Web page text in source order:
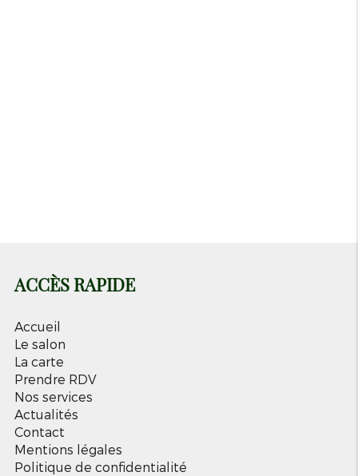
ACCÈS RAPIDE
Accueil
Le salon
La carte
Prendre RDV
Nos services
Actualités
Contact
Mentions légales
Politique de confidentialité